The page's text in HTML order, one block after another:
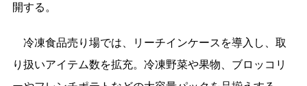
開する。
冷凍食品売り場では、リーチインケースを導入し、取
り扱いアイテム数を拡充。冷凍野菜や果物、ブロッコリ